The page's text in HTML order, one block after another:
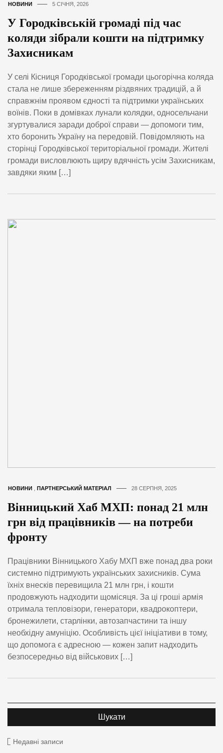
НОВИНИ 5 СІЧНЯ, 2026
У Городківській громаді під час
коляди зібрали кошти на підтримку
Захисникам
У селі Кісниця Городківської громади цьогорічна коляда
стала не лише збереженням різдвяних традицій, а й
справжнім проявом єдності та підтримки українських
воїнів. Поки в домівках лунали колядки, односельчани
згуртувалися заради доброї справи — допомоги тим,
хто боронить Україну на передовій. Повідомляють на
сторінці Городківської територіальної громади. Жителі
громади висловлюють щиру вдячність усім Захисникам,
завдяки яким […]
НОВИНИ ПАРТНЕРСЬКИЙ МАТЕРІАЛ 28 СЕРПНЯ, 2025
Вінницький Хаб МХП: понад 21 млн
грн від працівників — на потреби
фронту
Працівники Вінницького Хабу МХП вже понад два роки
системно підтримують українських захисників. Сума
їхніх внесків перевищила 21 млн грн, і кошти
продовжують надходити щомісяця. За ці гроші армія
отримала тепловізори, генератори, квадрокоптери,
бронежилети, старлінки, автозапчастини та іншу
необхідну амуніцію. Особливість цієї ініціативи в тому,
що допомога є адресною — кожен запит надходить
безпосередньо від військових […]
Недавні записи